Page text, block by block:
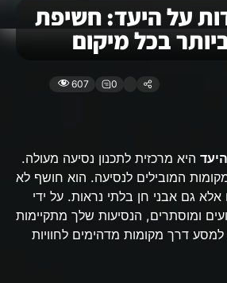
על היעד: חשיפת
בכל מיקום
0
607
היא מרכזית לתכנון נסיעה מעולה.
המובילים לנסיעה. הוא חושף לא
גם אבני חן בלתי נראות. על ידי
ומוסתרים, הנסיעות שלך מתקיימות
למסע דרך מקומות מדהימים לחוויות